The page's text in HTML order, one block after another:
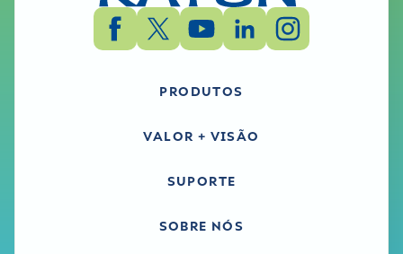
PRODUTOS
VALOR + VISÃO
SUPORTE
SOBRE NÓS